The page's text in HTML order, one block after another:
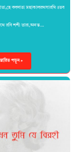
বলদাতা মহাকালরথসারথি॥তব
রবি শশী তারা,অনন্ত…
পড়ুন »